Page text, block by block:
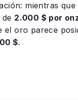
mientras
2.000 $ por
el oro parece
$.